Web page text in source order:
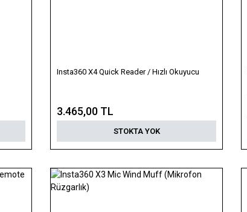
Insta360 X4 Quick Reader / Hızlı Okuyucu
3.465,00 TL
STOKTA YOK